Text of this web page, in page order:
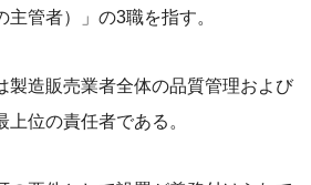
管者）」の3職を指す。
製造販売業者全体の品質管理および
位の責任者である。